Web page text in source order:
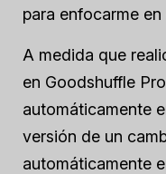
para enfocarme en
A medida que
en Goodshuffle
automáticamente
versión de un
automáticamente